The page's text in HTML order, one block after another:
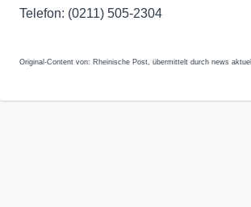
Telefon: (0211) 505-2304
Original-Content von: Rheinische Post, übermittelt durch news aktuell